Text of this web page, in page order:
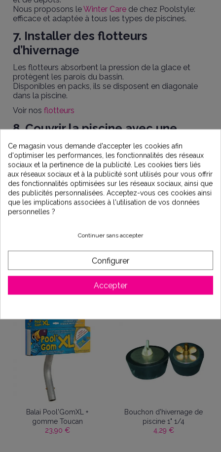
Nous proposons leWinter Care de chez Poolstyle:
efficace et adaptée à tous les types de piscines.
7. Installer des flotteurs
d’hivernage
Les flotteurs absorbent la pression de la glace et
protègent les parois du bassin.
Disponibles en packs, ils se disposent en diagonale
dans la piscine.
Voir nosflotteurs
8. Couvrir la piscine avec une
bâche d’hivernage
Une couverture opaque limite la photosynthèse et
donc le développement d’algues. Elle protège
également des feuilles, poussières et autres
impuretés.
Découvrez nosbâches d’hivernage robustes
adaptées à différentes dimensions de bassins.
votre piscine et facilitez grandement sa remise en
route au printemps.
Tous nosproduits d’hivernage(liquides, flotteurs,
gizzmos, bâches) sont disponibles sur notre boutique
en ligne pour vous accompagner dans l’entretien de
votre bassin.
Balai Pool'GomXL +
gomme Toucan
23,90 €
Bouchon d'hivernage de
piscine 1" 1/4
4,29 €
Ce magasin vous demande d'accepter les cookies afin
d'optimiser les performances, les fonctionnalités des réseaux
sociaux et la pertinence de la publicité. Les cookies tiers liés
aux réseaux sociaux et à la publicité sont utilisés pour vous offrir
des fonctionnalités optimisées sur les réseaux sociaux, ainsi que
des publicités personnalisées. Acceptez-vous ces cookies ainsi
que les implications associées à l'utilisation de vos données
personnelles ?
Continuer sans accepter
Configurer
Accepter